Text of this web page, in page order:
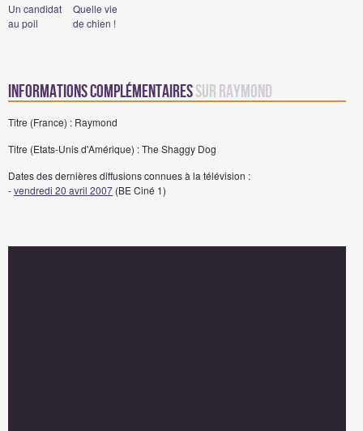
Un candidat
au poil
Quelle vie
de chien !
Informations complémentairessur Raymond
Titre (France) : Raymond
Titre (Etats-Unis d'Amérique) : The Shaggy Dog
Dates des dernières diffusions connues à la télévision :
-vendredi 20 avril 2007 (BE Ciné 1)